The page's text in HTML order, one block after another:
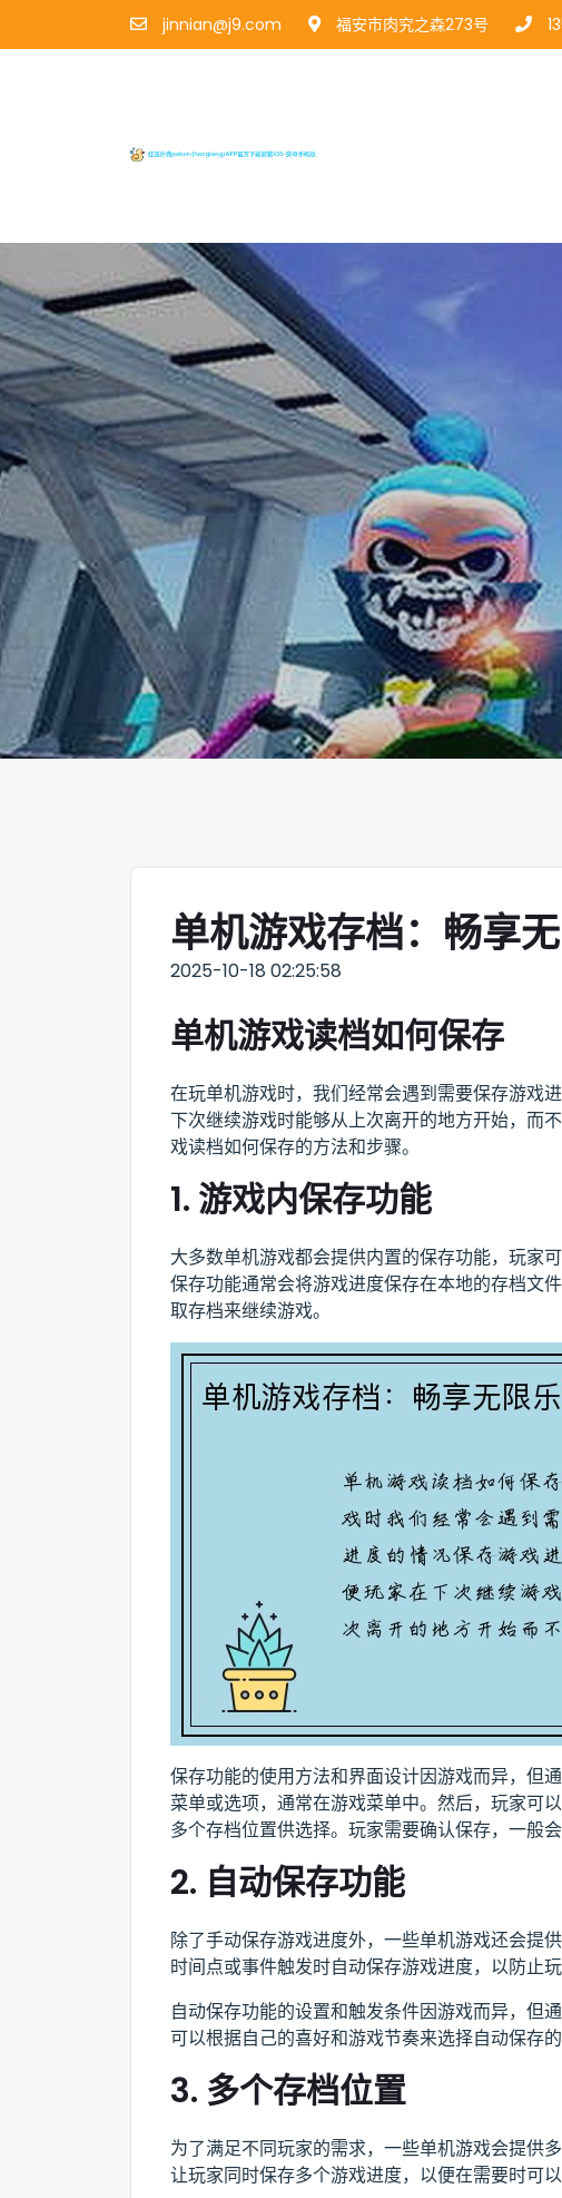
jinnian@j9.com 福安市肉究之森273号
单机游戏存档：畅享
2025-10-18 02:25:58
单机游戏读档如何保存
在玩单机游戏时，我们经常会遇到需要保存游戏
下次继续游戏时能够从上次离开的地方开始，而
戏读档如何保存的方法和步骤。
1. 游戏内保存功能
大多数单机游戏都会提供内置的保存功能，玩家
保存功能通常会将游戏进度保存在本地的存档文
取存档来继续游戏。
保存功能的使用方法和界面设计因游戏而异，但
菜单或选项，通常在游戏菜单中。然后，玩家可
多个存档位置供选择。玩家需要确认保存，一般
2. 自动保存功能
除了手动保存游戏进度外，一些单机游戏还会提
时间点或事件触发时自动保存游戏进度，以防止
自动保存功能的设置和触发条件因游戏而异，但
可以根据自己的喜好和游戏节奏来选择自动保存的
3. 多个存档位置
为了满足不同玩家的需求，一些单机游戏会提供
让玩家同时保存多个游戏进度，以便在需要时可